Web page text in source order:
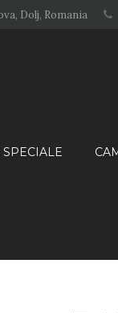
Dolj, Romania
SPECIALE